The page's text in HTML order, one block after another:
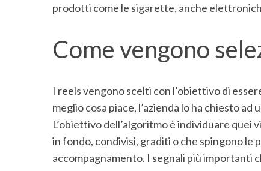
prodotti come le sigarette, anche
Come vengono
I reels vengono scelti con l’obiettivo di
meglio cosa piace, l’azienda lo ha chiesto
L’obiettivo dell’algoritmo è individuare quei
in fondo, condivisi, graditi o che spingono le
accompagnamento. I segnali più importanti